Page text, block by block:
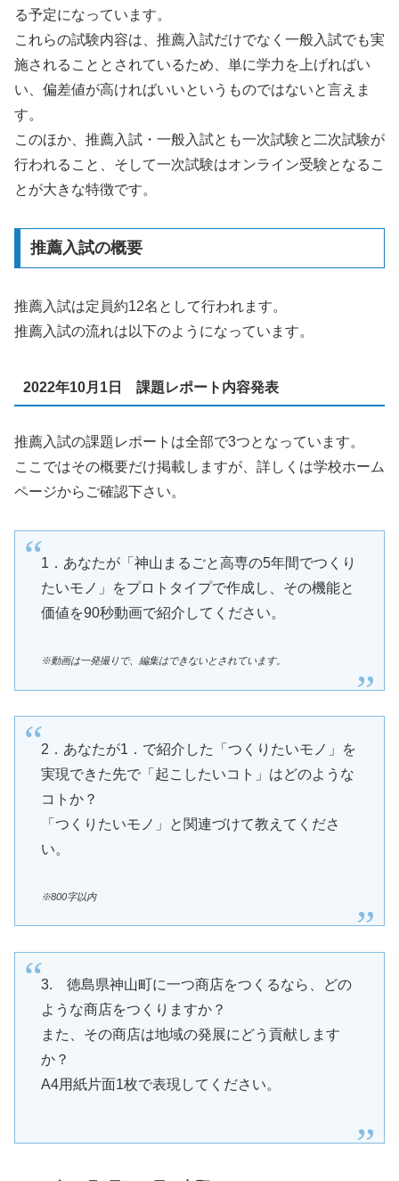
る予定になっています。
これらの試験内容は、推薦入試だけでなく一般入試でも実
施されることとされているため、単に学力を上げればい
い、偏差値が高ければいいというものではないと言えま
す。
このほか、推薦入試・一般入試とも一次試験と二次試験が
行われること、そして一次試験はオンライン受験となるこ
とが大きな特徴です。
推薦入試の概要
推薦入試は定員約12名として行われます。
推薦入試の流れは以下のようになっています。
2022年10月1日 課題レポート内容発表
推薦入試の課題レポートは全部で3つとなっています。
ここではその概要だけ掲載しますが、詳しくは学校ホーム
ページからご確認下さい。
1．あなたが「神山まるごと高専の5年間でつくり
たいモノ」をプロトタイプで作成し、その機能と
価値を90秒動画で紹介してください。
※動画は一発撮りで、編集はできないとされています。
2．あなたが1．で紹介した「つくりたいモノ」を
実現できた先で「起こしたいコト」はどのような
コトか？
「つくりたいモノ」と関連づけて教えてくださ
い。
※800字以内
3. 徳島県神山町に一つ商店をつくるなら、どの
ような商店をつくりますか？
また、その商店は地域の発展にどう貢献します
か？
A4用紙片面1枚で表現してください。